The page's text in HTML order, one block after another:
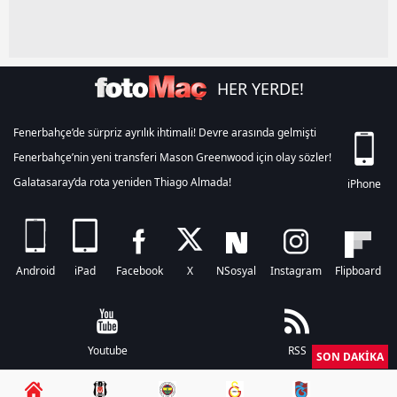
HER YERDE!
Fenerbahçe’de sürpriz ayrılık ihtimali! Devre arasında gelmişti
Fenerbahçe’nin yeni transferi Mason Greenwood için olay sözler!
Galatasaray’da rota yeniden Thiago Almada!
iPhone
Android iPad Facebook X NSosyal Instagram Flipboard
Youtube RSS SON DAKİKA